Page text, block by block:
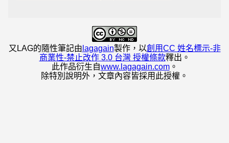
又LAG的隨性筆記由 lagagain製作，以創用CC 姓名標示-非
商業性-禁止改作 3.0 台灣 授權條款釋出。
此作品衍生自www.lagagain.com。
除特別說明外，文章內容皆採用此授權。